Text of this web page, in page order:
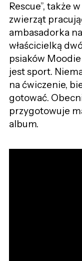
Rescue”, także
zwierząt
ambasadorka
właścicielką
psiaków
jest sport.
na ćwiczenie,
gotować.
przygotowuje
album.